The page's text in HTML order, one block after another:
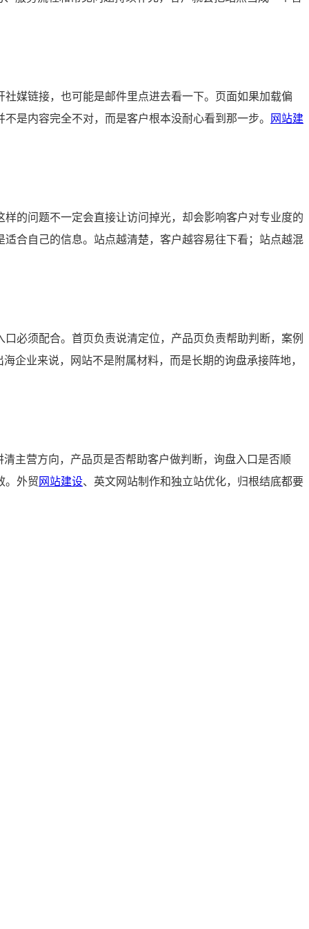
媒链接，也可能是邮件里点进去看一下。页面如果加载偏
是内容完全不对，而是客户根本没耐心看到那一步。
网站建
的问题不一定会直接让访问掉光，却会影响客户对专业度的
合自己的信息。站点越清楚，客户越容易往下看；站点越混
必须配合。首页负责说清定位，产品页负责帮助判断，案例
企业来说，网站不是附属材料，而是长期的询盘承接阵地，
主营方向，产品页是否帮助客户做判断，询盘入口是否顺
。外贸 网站建设、英文网站制作和独立站优化，归根结底都要